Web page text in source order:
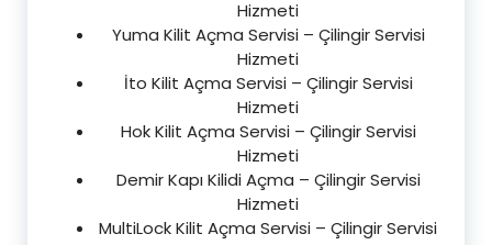
Hizmeti
Yuma Kilit Açma Servisi – Çilingir Servisi
Hizmeti
İto Kilit Açma Servisi – Çilingir Servisi
Hizmeti
Hok Kilit Açma Servisi – Çilingir Servisi
Hizmeti
Demir Kapı Kilidi Açma – Çilingir Servisi
Hizmeti
MultiLock Kilit Açma Servisi – Çilingir Servisi